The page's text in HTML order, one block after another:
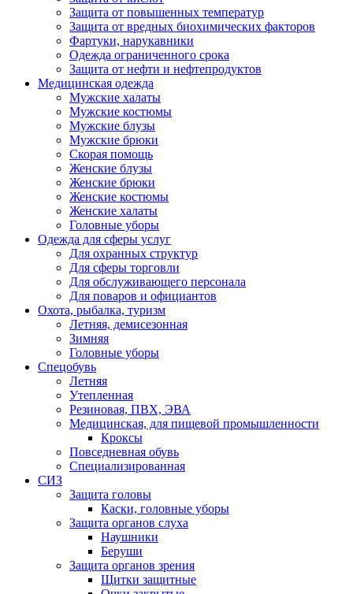
Защита от повышенных температур
Защита от вредных биохимических факторов
Фартуки, нарукавники
Одежда ограниченного срока
Защита от нефти и нефтепродуктов
Медицинская одежда
Мужские халаты
Мужские костюмы
Мужские блузы
Мужские брюки
Скорая помощь
Женские блузы
Женские брюки
Женские костюмы
Женские халаты
Головные уборы
Одежда для сферы услуг
Для охранных структур
Для сферы торговли
Для обслуживающего персонала
Для поваров и официантов
Охота, рыбалка, туризм
Летняя, демисезонная
Зимняя
Головные уборы
Спецобувь
Летняя
Утепленная
Резиновая, ПВХ, ЭВА
Медицинская, для пищевой промышленности
Кроксы
Повседневная обувь
Специализированная
СИЗ
Защита головы
Каски, головные уборы
Защита органов слуха
Наушники
Беруши
Защита органов зрения
Щитки защитные